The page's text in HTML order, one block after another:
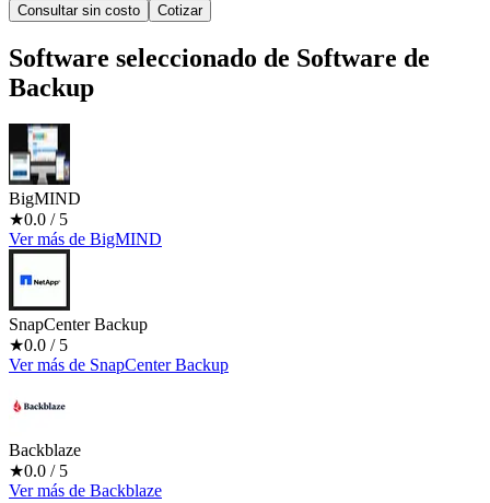
Consultar sin costo Cotizar
Software seleccionado de Software de
Backup
BigMIND
★0.0 / 5
Ver más de BigMIND
SnapCenter Backup
★0.0 / 5
Ver más de SnapCenter Backup
Backblaze
★0.0 / 5
Ver más de Backblaze